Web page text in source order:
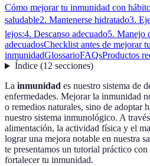
Cómo mejorar tu inmunidad con
saludable2. Mantenerse hidratado3.
lejos:4. Descanso adecuado5. Manejo
adecuadosChecklist antes de mejorar
inmunidadGlossarioFAQsProductos
Índice(12 secciones)
La inmunidad es nuestro sistema de
enfermedades. Mejorar la inmunidad
o remedios naturales, sino de adoptar
nuestro sistema inmunológico. A
alimentación, la actividad física y el
lograr una mejora notable en nuestra
te presentamos un tutorial práctico con
fortalecer tu inmunidad.